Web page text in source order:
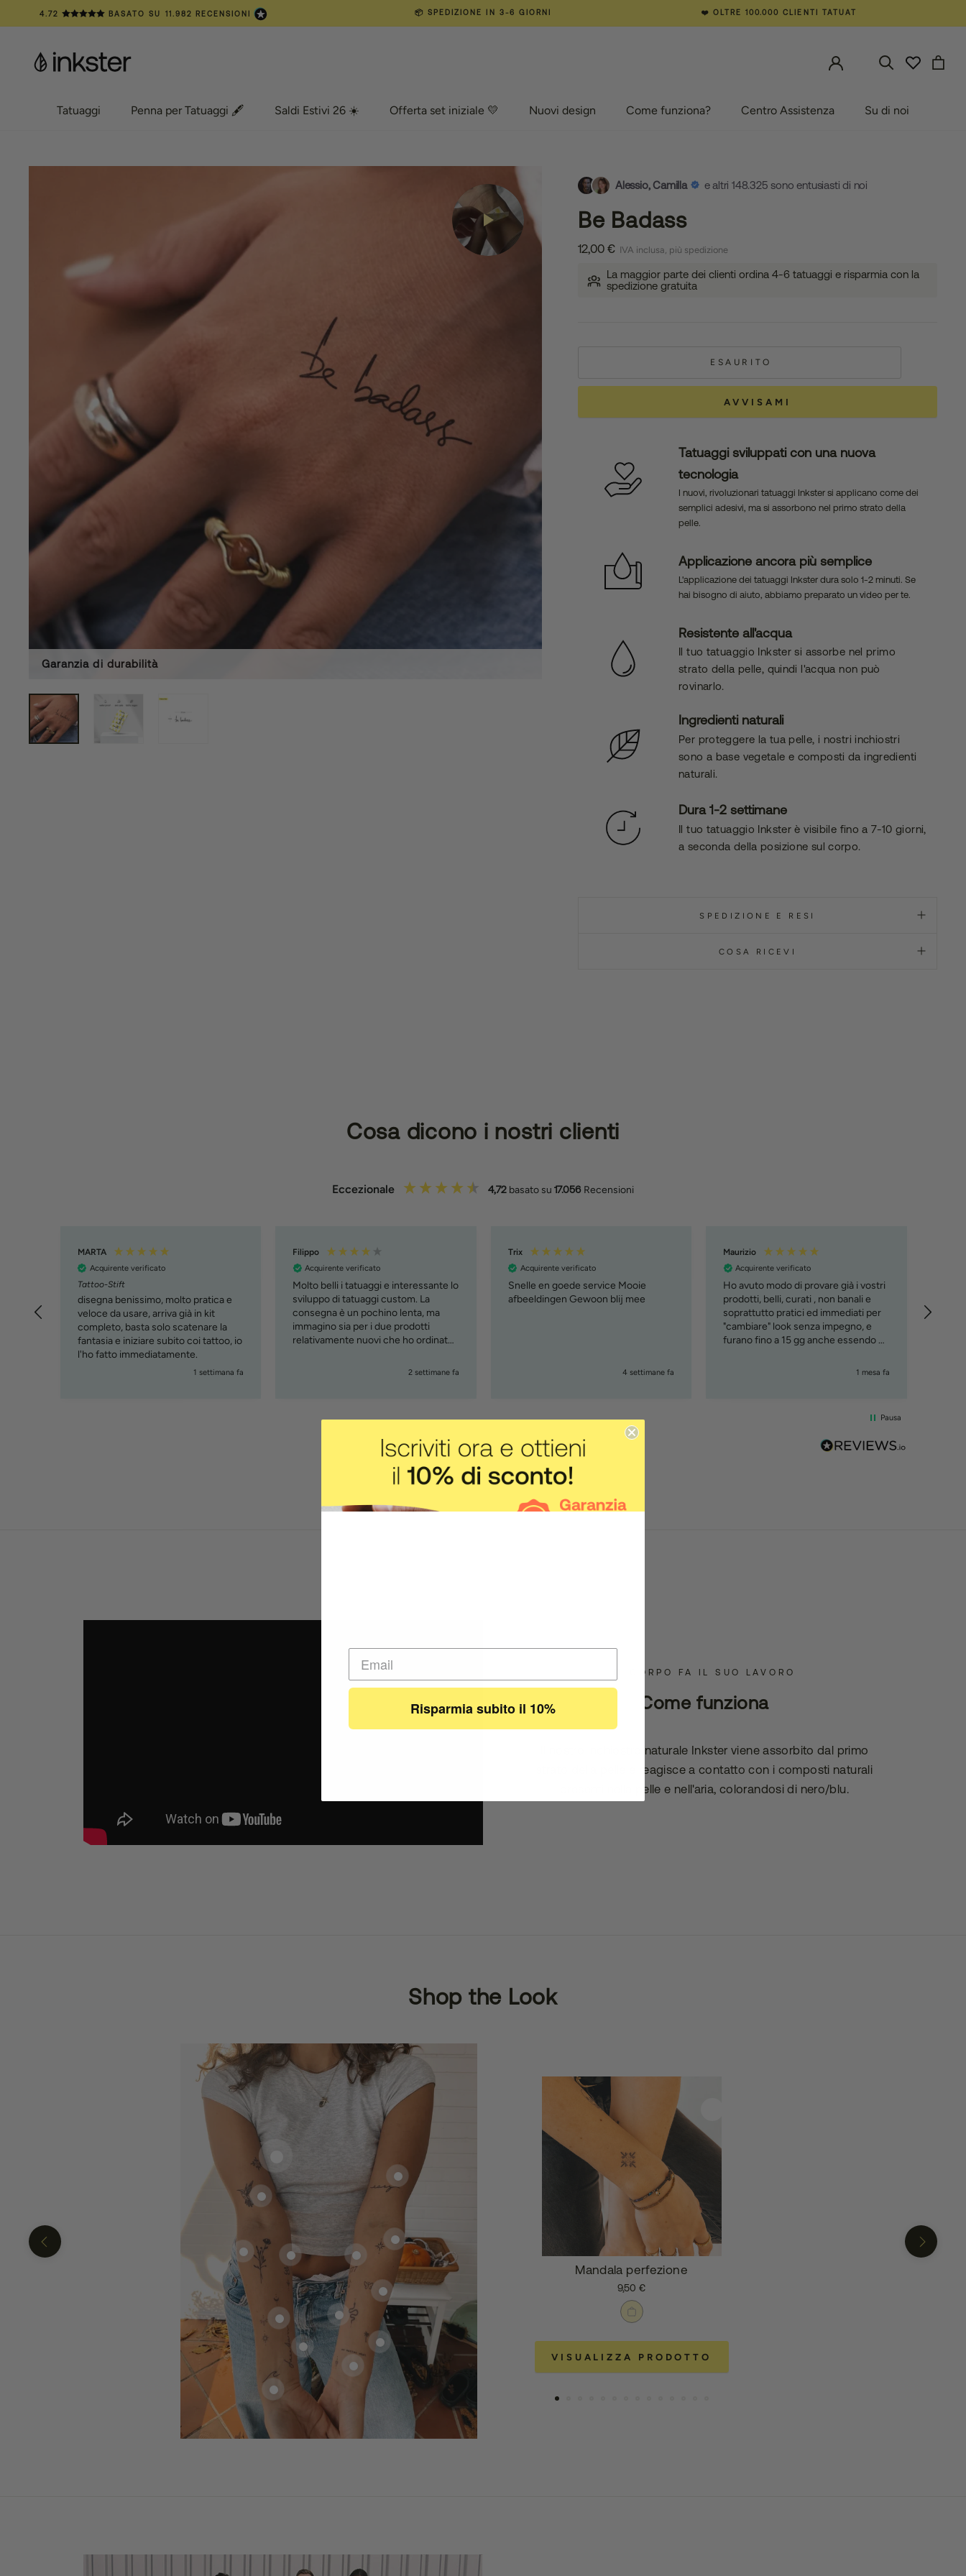
al
4.72 BASATO SU 11.982 RECENSIONI 📦 SPEDIZIONE IN 3-6 GIORNI ❤️ OLTRE 100.000 CLIENTI TATUAT
Tatuaggi
Tatuaggi
Penna per Tatuaggi 🖋️
Penna per Tatuaggi 🖋️
Saldi Estivi 26 ☀️
Saldi Estivi 26 ☀️
Offerta set iniziale 💛 Nuovi design
Nuovi design
Come funziona? Centro Assistenza Su di noi
Garanzia di durabilità Garanzia di durabilità
Alessio, Camilla e altri 148.325 sono entusiasti di noi
Be Badass
12,00 € IVA inclusa, più spedizione
La maggior parte dei clienti ordina 4-6 tatuaggi e risparmia con la
spedizione gratuita
ESAURITO
AVVISAMI
Tatuaggi sviluppati con una nuova
tecnologia
I nuovi, rivoluzionari tatuaggi Inkster si applicano come dei
semplici adesivi, ma si assorbono nel primo strato della
pelle.
Applicazione ancora più semplice
L'applicazione dei tatuaggi Inkster dura solo 1-2 minuti. Se
hai bisogno di aiuto, abbiamo preparato un video per te.
Resistente all'acqua
Il tuo tatuaggio Inkster si assorbe nel primo
strato della pelle, quindi l'acqua non può
rovinarlo.
Ingredienti naturali
Per proteggere la tua pelle, i nostri inchiostri
sono a base vegetale e composti da ingredienti
naturali.
Dura 1-2 settimane
Il tuo tatuaggio Inkster è visibile fino a 7-10 giorni,
a seconda della posizione sul corpo.
SPEDIZIONE E RESI
COSA RICEVI
Cosa dicono i nostri clienti
Eccezionale 4,72 basato su 17.056 Recensioni
MARTA
Acquirente verificato
Tattoo-Stift
disegna benissimo, molto pratica e
veloce da usare, arriva già in kit
completo, basta solo scatenare la
fantasia e iniziare subito coi tattoo, io
l'ho fatto immediatamente.
1 settimana fa
Filippo
Acquirente verificato
Molto belli i tatuaggi e interessante lo
sviluppo di tatuaggi custom. La
consegna è un pochino lenta, ma
immagino sia per i due prodotti
relativamente nuovi che ho ordinato
2 settimane fa
Trix
Acquirente verificato
Snelle en goede service Mooie
afbeeldingen Gewoon blij mee
4 settimane fa
Maurizio
Acquirente verificato
Ho avuto modo di provare già i vostri
prodotti, belli, curati , non banali e
soprattutto pratici ed immediati per
"cambiare" look senza impegno, e
furano fino a 15 gg anche essendo al
1 mesa fa
Pausa
IL CORPO FA IL SUO LAVORO
Come funziona
Il nostro inchiostro naturale Inkster viene assorbito dal primo
strato della pelle e reagisce a contatto con i composti naturali
presenti nella pelle e nell'aria, colorandosi di nero/blu.
Shop the Look
Mandala perfezione
9,50 €
VISUALIZZA PRODOTTO
Risparmia subito il 10%